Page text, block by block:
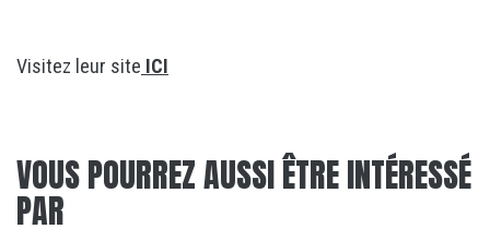
Visitez leur site ICI
VOUS POURREZ AUSSI ÊTRE INTÉRESSÉ
PAR